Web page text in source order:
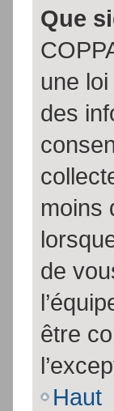
Que
une
des
moins
de
être
Haut